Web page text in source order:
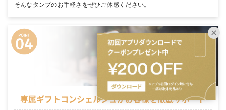
そんなタンプのお手軽さをぜひご体感ください。
専属ギフトコンシェルジュがお客様を徹底サポート